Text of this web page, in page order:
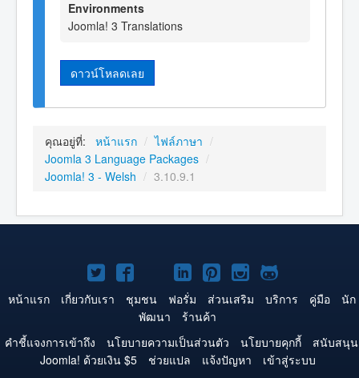
Environments
Joomla! 3 Translations
ดาวน์โหลดเลย
คุณอยู่ที่: หน้าแรก / ไฟล์ภาษา /
Joomla 3 Language Packages /
Joomla! 3 - Welsh / 3.10.9.1
Joomla!
บน
Twitter
Joomla!
บน
Facebook
Joomla!
บน
YouTube
Joomla!
บน
LinkedIn
Joomla!
บน
Pinterest
Joomla!
บน
Joomla!
บน
หน้าแรก เกี่ยวกับเรา ชุมชน ฟอรั่ม ส่วนเสริม บริการ คู่มือ
นัก
พัฒนา
ร้านค้า
คำชี้แจงการเข้าถึง
นโยบายความเป็นส่วนตัว นโยบายคุกกี้
สนับสนุน
Joomla! ด้วยเงิน $5
ช่วยแปล แจ้งปัญหา
เข้าสู่ระบบ